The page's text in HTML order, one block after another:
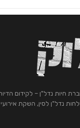
חיות נדל"ן – לקידום
נדל"ן לסין, השקת אירועי